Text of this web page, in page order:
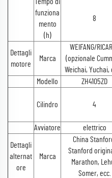
funziona
mento
(h)
8
Dettagli
motore
Marca
WEIFANG/
(opzionale
Weichai, Yuchai,
Modello
ZH4105ZD
Cilindro 4
Avviatore elettrico
Dettagli
alternat
ore
Marca
China
Stanford
Marathon,
Somer, ecc.